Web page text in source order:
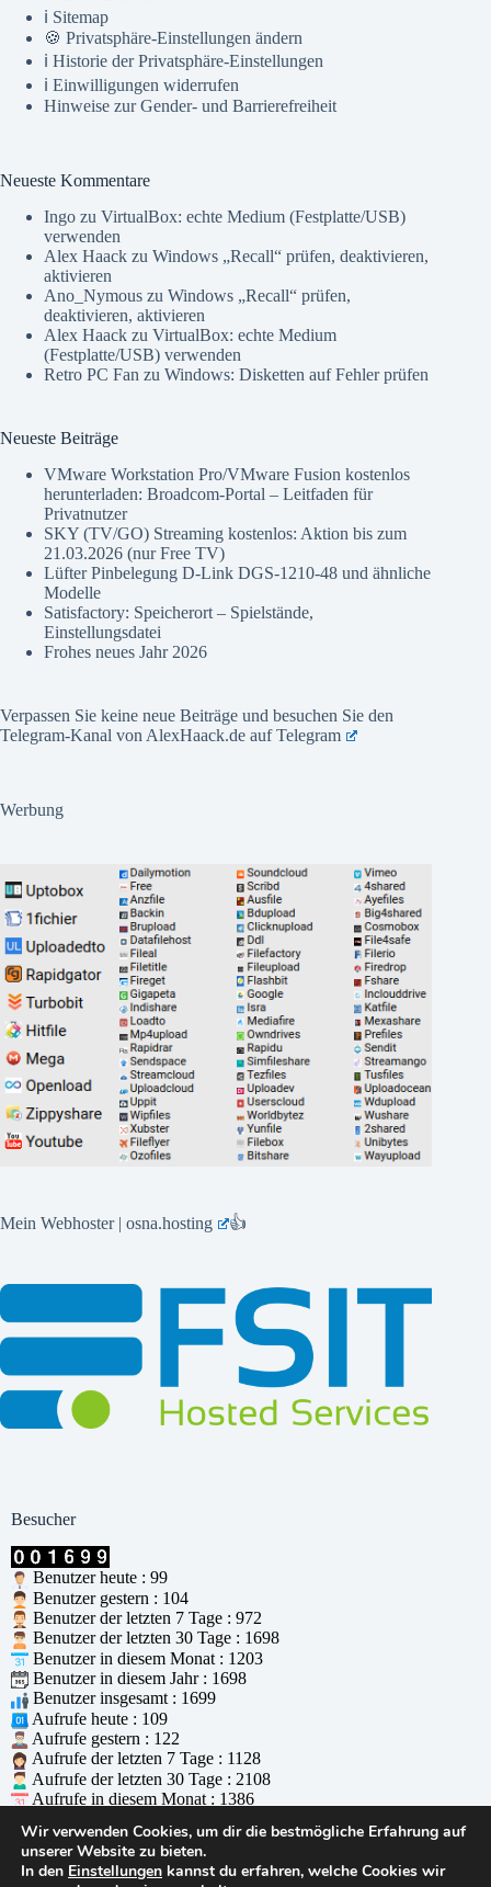
ℹ️ Sitemap
🍪 Privatsphäre-Einstellungen ändern
ℹ️ Historie der Privatsphäre-Einstellungen
ℹ️ Einwilligungen widerrufen
Hinweise zur Gender- und Barrierefreiheit
Neueste Kommentare
Ingo zu VirtualBox: echte Medium (Festplatte/USB)
verwenden
Alex Haack zu Windows „Recall“ prüfen, deaktivieren,
aktivieren
Ano_Nymous zu Windows „Recall“ prüfen,
deaktivieren, aktivieren
Alex Haack zu VirtualBox: echte Medium
(Festplatte/USB) verwenden
Retro PC Fan zu Windows: Disketten auf Fehler prüfen
Neueste Beiträge
VMware Workstation Pro/VMware Fusion kostenlos
herunterladen: Broadcom-Portal – Leitfaden für
Privatnutzer
SKY (TV/GO) Streaming kostenlos: Aktion bis zum
21.03.2026 (nur Free TV)
Lüfter Pinbelegung D-Link DGS-1210-48 und ähnliche
Modelle
Satisfactory: Speicherort – Spielstände,
Einstellungsdatei
Frohes neues Jahr 2026
Verpassen Sie keine neue Beiträge und besuchen Sie den
Telegram-Kanal von AlexHaack.de aufTelegram
Werbung
Mein Webhoster | osna.hosting 👍
Besucher
Benutzer heute : 99
Benutzer gestern : 104
Benutzer der letzten 7 Tage : 972
Benutzer der letzten 30 Tage : 1698
Benutzer in diesem Monat : 1203
Benutzer in diesem Jahr : 1698
Benutzer insgesamt : 1699
Aufrufe heute : 109
Aufrufe gestern : 122
Aufrufe der letzten 7 Tage : 1128
Aufrufe der letzten 30 Tage : 2108
Aufrufe in diesem Monat : 1386
Aufrufe insgesamt : 2109
Wer ist online : 1
Unterstützt durchWPS Visitor Counter
Wir verwenden Cookies, um dir die bestmögliche Erfahrung auf
unserer Website zu bieten.
In den Einstellungen kannst du erfahren, welche Cookies wir